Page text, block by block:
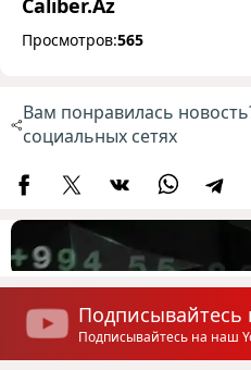
Caliber.Az
Просмотров:565
Вам понравилась
социальных сетях
Подписывайтесь
Подписывайтесь на наш